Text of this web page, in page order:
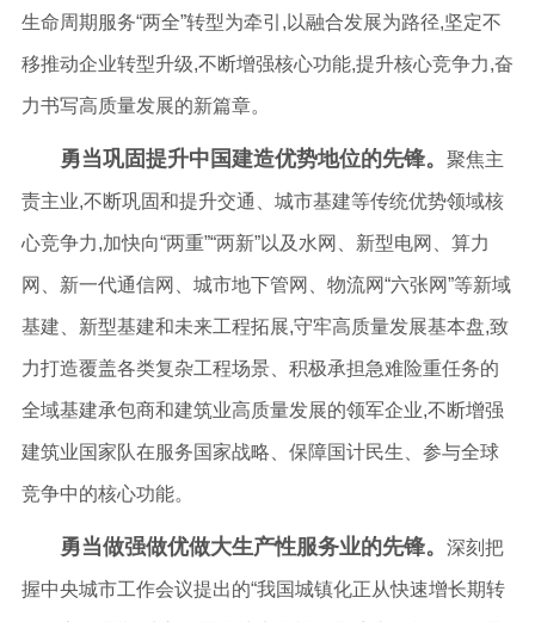
生命周期服务“两全”转型为牵引,以融合发展为路径,坚定不
移推动企业转型升级,不断增强核心功能,提升核心竞争力,奋
力书写高质量发展的新篇章。
勇当巩固提升中国建造优势地位的先锋。 聚焦主
责主业,不断巩固和提升交通、城市基建等传统优势领域核
心竞争力,加快向“两重”“两新”以及水网、新型电网、算力
网、新一代通信网、城市地下管网、物流网“六张网”等新域
基建、新型基建和未来工程拓展,守牢高质量发展基本盘,致
力打造覆盖各类复杂工程场景、积极承担急难险重任务的
全域基建承包商和建筑业高质量发展的领军企业,不断增强
建筑业国家队在服务国家战略、保障国计民生、参与全球
竞争中的核心功能。
勇当做强做优做大生产性服务业的先锋。 深刻把
握中央城市工作会议提出的“我国城镇化正从快速增长期转